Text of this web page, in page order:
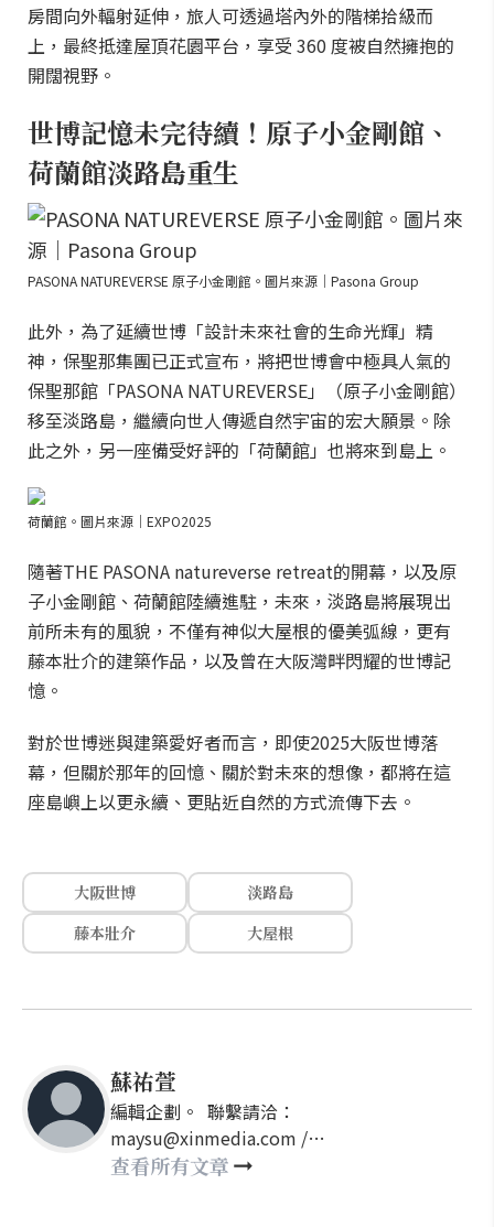
房間向外輻射延伸，旅人可透過塔內外的階梯拾級而
上，最終抵達屋頂花園平台，享受 360 度被自然擁抱的
開闊視野。
世博記憶未完待續！原子小金剛館、
荷蘭館淡路島重生
PASONA NATUREVERSE 原子小金剛館。圖片來源｜Pasona Group
此外，為了延續世博「設計未來社會的生命光輝」精
神，保聖那集團已正式宣布，將把世博會中極具人氣的
保聖那館「PASONA NATUREVERSE」（原子小金剛館）
移至淡路島，繼續向世人傳遞自然宇宙的宏大願景。除
此之外，另一座備受好評的「荷蘭館」也將來到島上。
荷蘭館。圖片來源｜EXPO2025
隨著THE PASONA natureverse retreat的開幕，以及原
子小金剛館、荷蘭館陸續進駐，未來，淡路島將展現出
前所未有的風貌，不僅有神似大屋根的優美弧線，更有
藤本壯介的建築作品，以及曾在大阪灣畔閃耀的世博記
憶。
對於世博迷與建築愛好者而言，即使2025大阪世博落
幕，但關於那年的回憶、關於對未來的想像，都將在這
座島嶼上以更永續、更貼近自然的方式流傳下去。
大阪世博
淡路島
藤本壯介
大屋根
蘇祐萱
編輯企劃。 聯繫請洽：
maysu@xinmedia.com /
may860527@gmail.com
查看所有文章